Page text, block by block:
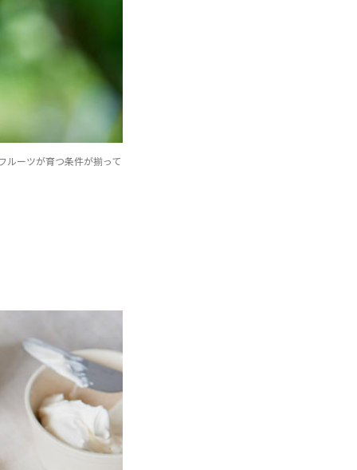
ルーツが育つ条件が揃って